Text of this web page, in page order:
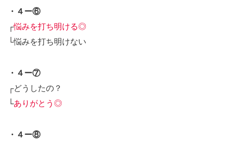
・４ー⑥
┌悩みを打ち明ける◎
└悩みを打ち明けない
・４ー⑦
┌どうしたの？
└ありがとう◎
・４ー⑧